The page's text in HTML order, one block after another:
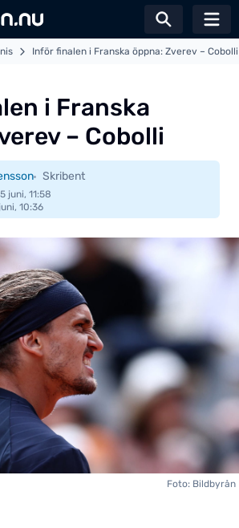
Växla
Inför finalen i Franska öppna: Zverev – Cobolli
i Franska
– Cobolli
Skribent
juni, 11:58
10:36
Foto: Bildbyrån